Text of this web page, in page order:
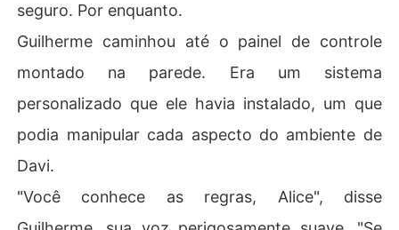
seguro. Por enquanto.
Guilherme caminhou até o painel de controle
montado na parede. Era um sistema
personalizado que ele havia instalado, um que
podia manipular cada aspecto do ambiente de
Davi.
"Você conhece as regras, Alice", disse